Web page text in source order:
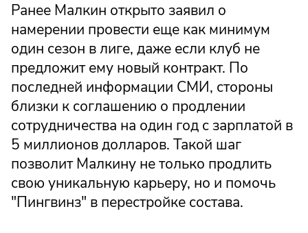
Ранее Малкин открыто заявил о
намерении провести еще как минимум
один сезон в лиге, даже если клуб не
предложит ему новый контракт. По
последней информации СМИ, стороны
близки к соглашению о продлении
сотрудничества на один год с зарплатой в
5 миллионов долларов. Такой шаг
позволит Малкину не только продлить
свою уникальную карьеру, но и помочь
"Пингвинз" в перестройке состава.